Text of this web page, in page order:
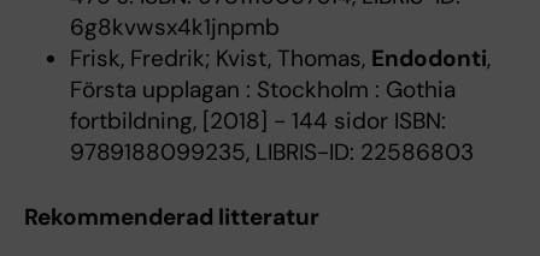
6g8kvwsx4k1jnpmb
Frisk, Fredrik; Kvist, Thomas, Endodonti,
Första upplagan : Stockholm : Gothia
fortbildning, [2018] - 144 sidor ISBN:
9789188099235, LIBRIS-ID: 22586803
Rekommenderad litteratur